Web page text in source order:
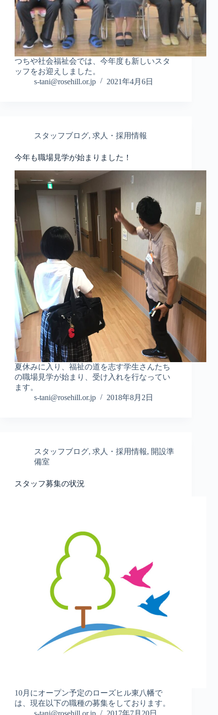
つちや社会福祉会では、今年度も新しいスタ
ッフをお迎えしました。
s-tani@rosehill.or.jp
2021年4月6日
スタッフブログ, 求人・採用情報
今年も職場見学が始まりました！
夏休みに入り、福祉の道を志す学生さんたち
の職場見学が始まり、受け入れを行なってい
ます。
s-tani@rosehill.or.jp
2018年8月2日
スタッフブログ, 求人・採用情報, 開設準
備室
スタッフ募集の状況
10月にオープン予定のローズヒル東八幡で
は、現在以下の職種の募集をしております。